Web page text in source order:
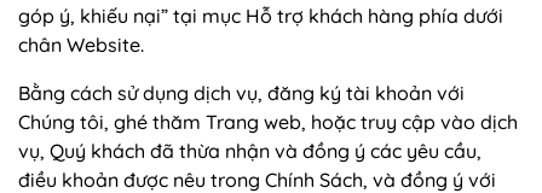
góp ý, khiếu nại” tại mục Hỗ trợ khách hàng phía dưới
chân Website.
Bằng cách sử dụng dịch vụ, đăng ký tài khoản với
Chúng tôi, ghé thăm Trang web, hoặc truy cập vào dịch
vụ, Quý khách đã thừa nhận và đồng ý các yêu cầu,
điều khoản được nêu trong Chính Sách, và đồng ý với